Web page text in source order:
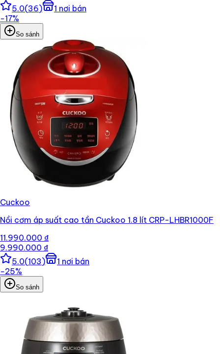
5.0(36) 1 nơi bán
−17%
So sánh
Cuckoo
Nồi cơm áp suất cao tần Cuckoo 1.8 lít CRP-LHBR1000F
11.990.000 ₫
9.990.000 ₫
5.0(103) 1 nơi bán
−25%
So sánh